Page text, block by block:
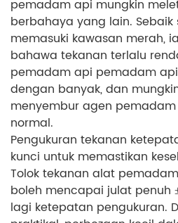
pemadam api mungkin
berbahaya yang lain.
memasuki kawasan merah,
bahawa tekanan terlalu
pemadam api pemadam
dengan banyak, dan
menyembur agen
normal.
Pengukuran tekanan
kunci untuk memastikan
Tolok tekanan alat
boleh mencapai julat penuh
lagi ketepatan pengukuran.